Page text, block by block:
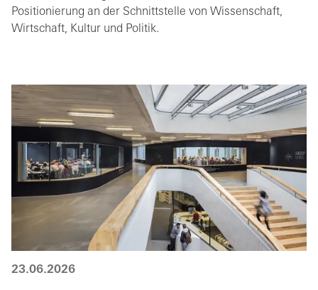
Positionierung an der Schnittstelle von Wissenschaft,
Wirtschaft, Kultur und Politik.
23.06.2026